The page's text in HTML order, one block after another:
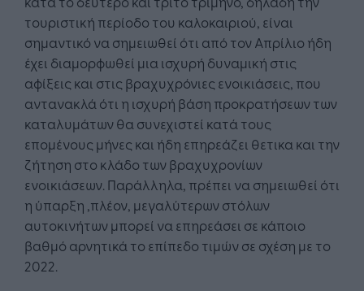
τουριστική περίοδο του καλοκαιριού, είναι
σημαντικό να σημειωθεί ότι από τον Απρίλιο ήδη
έχει διαμορφωθεί μια ισχυρή δυναμική στις
αφίξεις και στις βραχυχρόνιες ενοικιάσεις, που
αντανακλά ότι η ισχυρή βάση προκρατήσεων των
καταλυμάτων θα συνεχιστεί κατά τους
επομένους μήνες και ήδη επηρεάζει θετικα και την
ζήτηση στο κλάδο των βραχυχρονίων
ενοικιάσεων. Παράλληλα, πρέπει να σημειωθεί ότι
η ύπαρξη ,πλέον, μεγαλύτερων στόλων
αυτοκινήτων μπορεί να επηρεάσει σε κάποιο
βαθμό αρνητικά το επίπεδο τιμών σε σχέση με το
2022.